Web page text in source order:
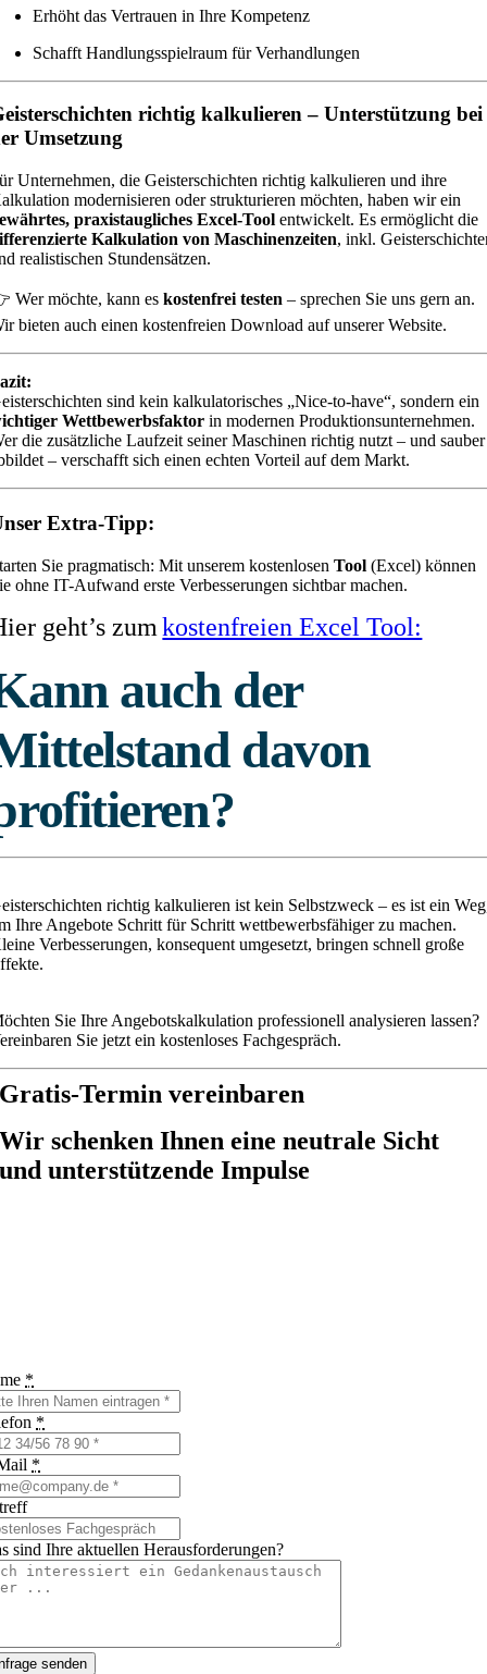
Erhöht das Vertrauen in Ihre Kompetenz
Schafft Handlungsspielraum für Verhandlungen
richtig kalkulieren – Unterstützung bei
Umsetzung
Unternehmen, die Geisterschichten richtig kalkulieren und ihre
modernisieren oder strukturieren möchten, haben wir ein
praxistaugliches Excel-Tool entwickelt. Es ermöglicht die
Kalkulation von Maschinenzeiten, inkl.
realistischen Stundensätzen.
Wer möchte, kann eskostenfrei testen – sprechen Sie uns gern an.
bieten auch einen kostenfreien Download auf unserer Website.
sind kein kalkulatorisches „Nice-to-have“, sondern ein
Wettbewerbsfaktor in modernen Produktionsunternehmen.
die zusätzliche Laufzeit seiner Maschinen richtig nutzt – und sauber
– verschafft sich einen echten Vorteil auf dem Markt.
Extra-Tipp:
Sie pragmatisch: Mit unserem kostenlosenTool (Excel) können
ohne IT-Aufwand erste Verbesserungen sichtbar machen.
geht’s zumkostenfreien Excel Tool:
auch der
davon
richtig kalkulieren ist kein Selbstzweck – es ist ein
Ihre Angebote Schritt für Schritt wettbewerbsfähiger zu machen.
Verbesserungen, konsequent umgesetzt, bringen schnell große
Sie Ihre Angebotskalkulation professionell analysieren lassen?
Sie jetzt ein kostenloses Fachgespräch.
Gratis-Termin vereinbaren
Wir schenken Ihnen eine neutrale Sicht
und unterstützende Impulse
*
*
*
sind Ihre aktuellen Herausforderungen?
senden